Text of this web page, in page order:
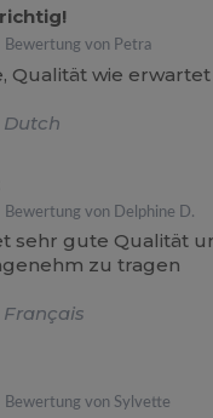
Bewertung von Petra
Qualität wie erwartet
Dutch
Bewertung von Delphine D.
sehr gute Qualität
zu tragen
Bewertung von Sylvette